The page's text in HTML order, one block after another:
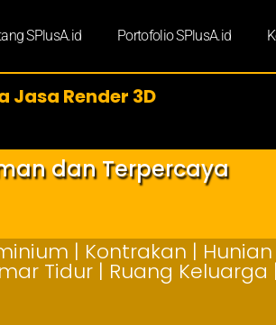
SPlusA.id Portofolio SPlusA.id
Jasa Render 3D
dan Terpercaya
| Kontrakan |
Tidur | Ruang Keluarga